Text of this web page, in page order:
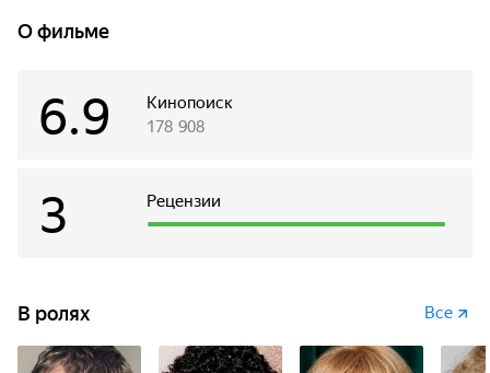
за миллиардом, который договорились разделить
пополам. Каждый из них с помощью этих денег хочет
до смерти боится Алексея, а Алексей — искренне
презирает Сергея, история «сажает их в одну лодку».
О фильме
Кинопоиск
6.9 178 908
Рецензии
3
В ролях Все